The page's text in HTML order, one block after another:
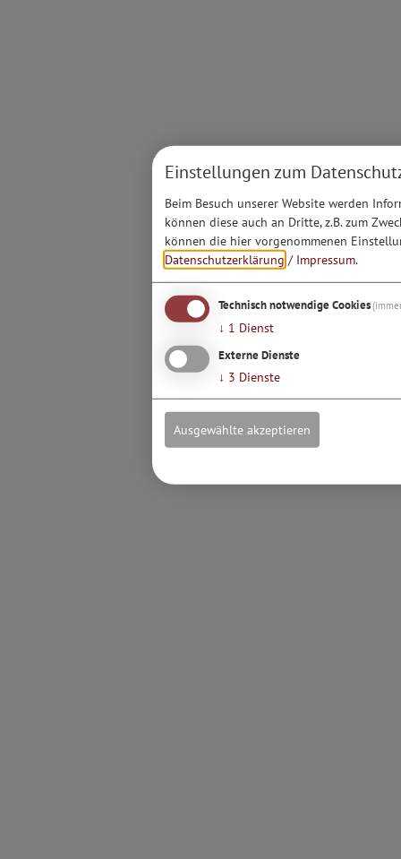
Einstellungen zum
Beim Besuch unserer Website werden
können diese auch an Dritte, z.B. zum
können die hier vorgenommenen
Datenschutzerklärung / Impressum.
Technisch notwendige Cookies
↓ 1 Dienst
Externe Dienste
↓ 3 Dienste
Ausgewählte akzeptieren